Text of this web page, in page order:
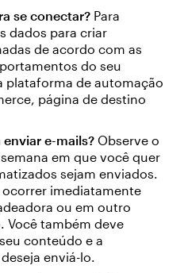
se conectar? Para
dados para criar
de acordo com as
do seu
plataforma de automação
página de destino
e-mails? Observe o
em que você quer
sejam enviados.
ocorrer imediatamente
ou em outro
Você também deve
conteúdo e a
enviá-lo.